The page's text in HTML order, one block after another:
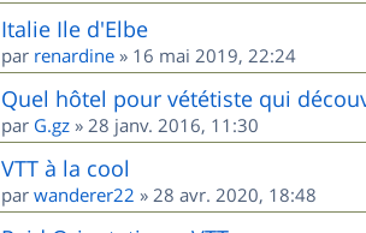
Italie Ile d'Elbe
par renardine » 16 mai 2019, 22:24
Quel hôtel pour vététiste qui
par G.gz » 28 janv. 2016, 11:30
VTT à la cool
par wanderer22 » 28 avr. 2020, 18:48